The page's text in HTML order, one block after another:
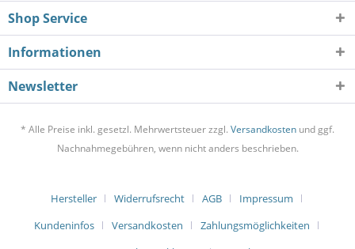
Shop Service
Informationen
Newsletter
* Alle Preise inkl. gesetzl. Mehrwertsteuer zzgl. Versandkosten und ggf.
Nachnahmegebühren, wenn nicht anders beschrieben.
Hersteller Widerrufsrecht AGB
Impressum
Kundeninfos
Versandkosten
Zahlungsmöglichkeiten